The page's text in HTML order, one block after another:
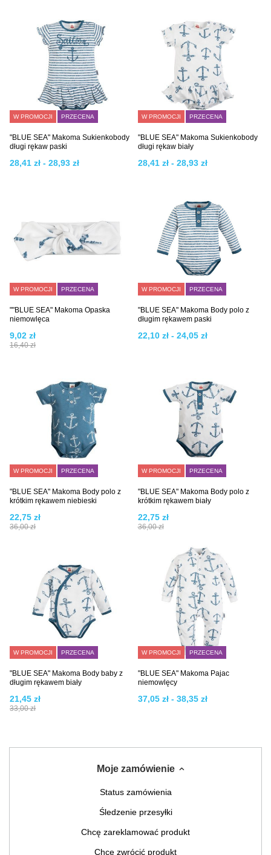
W PROMOCJI PRZECENA
"BLUE SEA" Makoma Sukienkobody
długi rękaw paski
28,41 zł - 28,93 zł
W PROMOCJI PRZECENA
"BLUE SEA" Makoma Sukienkobody
długi rękaw biały
28,41 zł - 28,93 zł
W PROMOCJI PRZECENA
""BLUE SEA" Makoma Opaska
niemowlęca
16,40 zł
9,02 zł
W PROMOCJI PRZECENA
"BLUE SEA" Makoma Body polo z
długim rękawem paski
22,10 zł - 24,05 zł
W PROMOCJI PRZECENA
"BLUE SEA" Makoma Body polo z
krótkim rękawem niebieski
36,00 zł
22,75 zł
W PROMOCJI PRZECENA
"BLUE SEA" Makoma Body polo z
krótkim rękawem biały
36,00 zł
22,75 zł
W PROMOCJI PRZECENA
"BLUE SEA" Makoma Body baby z
długim rękawem biały
33,00 zł
21,45 zł
W PROMOCJI PRZECENA
"BLUE SEA" Makoma Pajac
niemowlęcy
37,05 zł - 38,35 zł
Moje zamówienie
Status zamówienia
Śledzenie przesyłki
Chcę zareklamować produkt
Chcę zwrócić produkt